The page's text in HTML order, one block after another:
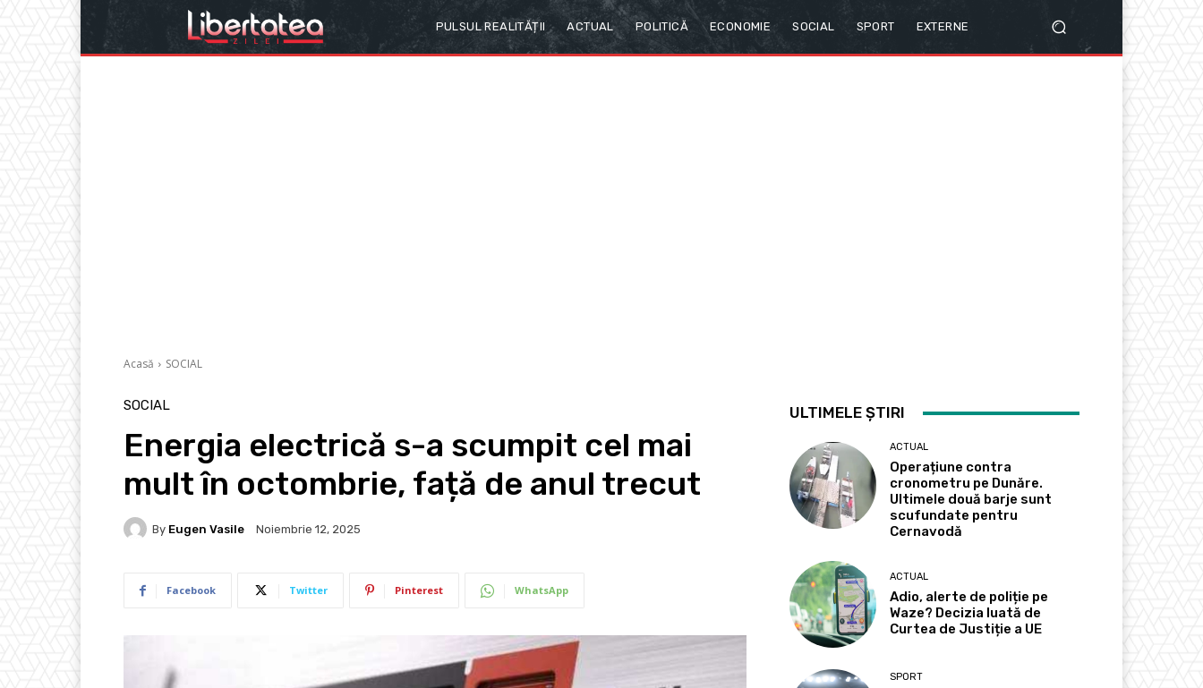
PULSUL REALITĂȚII ACTUAL POLITICĂ ECONOMIE SOCIAL SPORT EXTERNE
Acasă SOCIAL
SOCIAL
Energia electrică s-a scumpit cel mai
mult în octombrie, față de anul trecut
By Eugen Vasile Noiembrie 12, 2025
Facebook Twitter Pinterest WhatsApp
ULTIMELE ȘTIRI
ACTUAL
Operațiune contra
cronometru pe Dunăre.
Ultimele două barje sunt
scufundate pentru
Cernavodă
ACTUAL
Adio, alerte de poliție pe
Waze? Decizia luată de
Curtea de Justiție a UE
SPORT